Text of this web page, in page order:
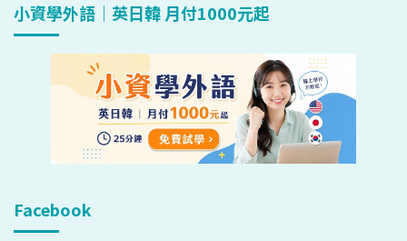
小資學外語｜英日韓 月付1000元起
Facebook